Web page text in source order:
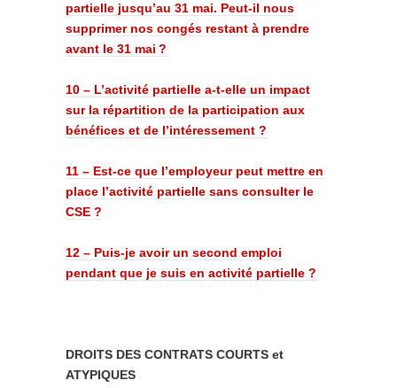
partielle jusqu’au 31 mai. Peut-il nous
supprimer nos congés restant à prendre
avant le 31 mai ?
10 – L’activité partielle a-t-elle un impact
sur la répartition de la participation aux
bénéfices et de l’intéressement ?
11 – Est-ce que l’employeur peut mettre en
place l’activité partielle sans consulter le
CSE ?
12 – Puis-je avoir un second emploi
pendant que je suis en activité partielle ?
DROITS DES CONTRATS COURTS et
ATYPIQUES